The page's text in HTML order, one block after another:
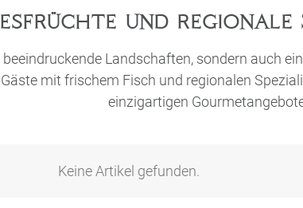
und
Landschaften, sondern auch
mit frischem Fisch und regionalen
einzigartigen
Keine Artikel gefunden.